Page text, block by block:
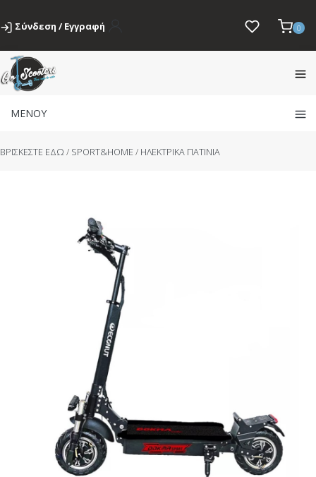
Σύνδεση / Εγγραφή 0
ΜΕΝΟΥ
BΡΙΣΚΕΣΤΕ ΕΔΩ / SPORT&HOME/ ΗΛΕΚΤΡΙΚΑ ΠΑΤΙΝΙΑ